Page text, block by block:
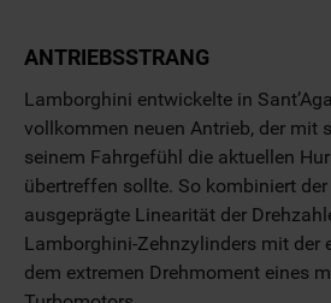
ANTRIEBSSTRANG
Lamborghini entwickelte in
vollkommen neuen Antrieb, der mit
seinem Fahrgefühl die aktuellen
übertreffen sollte. So kombiniert
ausgeprägte Linearität der
Lamborghini-Zehnzylinders mit der
dem extremen Drehmoment eines